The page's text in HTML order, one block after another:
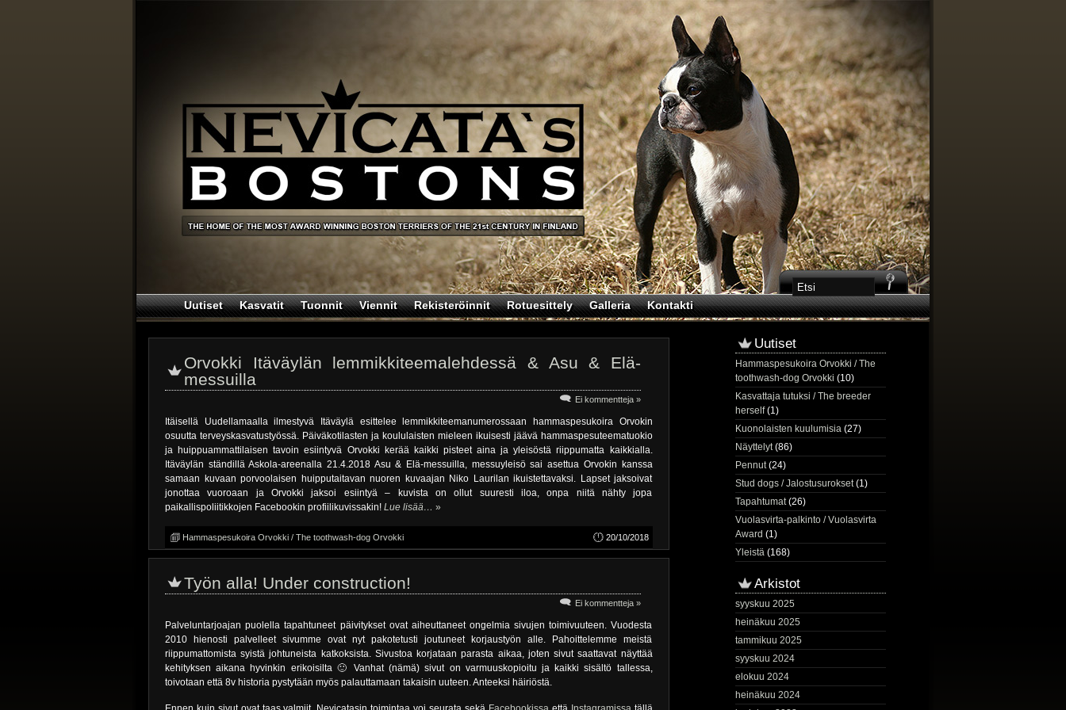
Uutiset Kasvatit Tuonnit Viennit Rekisteröinnit Rotuesittely Galleria Kontakti
Orvokki Itäväylän lemmikkiteemalehdessä & Asu & Elä-
messuilla
Ei kommentteja »
Itäisellä Uudellamaalla ilmestyvä Itäväylä esittelee lemmikkiteemanumerossaan hammaspesukoira Orvokin
osuutta terveyskasvatustyössä. Päiväkotilasten ja koululaisten mieleen ikuisesti jäävä hammaspesuteematuokio
ja huippuammattilaisen tavoin esiintyvä Orvokki kerää kaikki pisteet aina ja yleisöstä riippumatta kaikkialla.
Itäväylän ständillä Askola-areenalla 21.4.2018 Asu & Elä-messuilla, messuyleisö sai asettua Orvokin kanssa
samaan kuvaan porvoolaisen huipputaitavan nuoren kuvaajan Niko Laurilan ikuistettavaksi. Lapset jaksoivat
jonottaa vuoroaan ja Orvokki jaksoi esiintyä – kuvista on ollut suuresti iloa, onpa niitä nähty jopa
paikallispoliitikkojen Facebookin profiilikuvissakin! Lue lisää… »
Hammaspesukoira Orvokki / The toothwash-dog Orvokki 20/10/2018
Työn alla! Under construction!
Ei kommentteja »
Palveluntarjoajan puolella tapahtuneet päivitykset ovat aiheuttaneet ongelmia sivujen toimivuuteen. Vuodesta
2010 hienosti palvelleet sivumme ovat nyt pakotetusti joutuneet korjaustyön alle. Pahoittelemme meistä
riippumattomista syistä johtuneista katkoksista. Sivustoa korjataan parasta aikaa, joten sivut saattavat näyttää
kehityksen aikana hyvinkin erikoisilta 🙂 Vanhat (nämä) sivut on varmuuskopioitu ja kaikki sisältö tallessa,
toivotaan että 8v historia pystytään myös palauttamaan takaisin uuteen. Anteeksi häiriöstä.
Uutiset
Hammaspesukoira Orvokki / The
toothwash-dog Orvokki (10)
Kasvattaja tutuksi / The breeder
herself(1)
Kuonolaisten kuulumisia (27)
Näyttelyt(86)
Pennut(24)
Stud dogs / Jalostusurokset(1)
Tapahtumat(26)
Vuolasvirta-palkinto / Vuolasvirta
Award (1)
Yleistä (168)
Arkistot
syyskuu 2025
heinäkuu 2025
tammikuu 2025
syyskuu 2024
elokuu 2024
heinäkuu 2024